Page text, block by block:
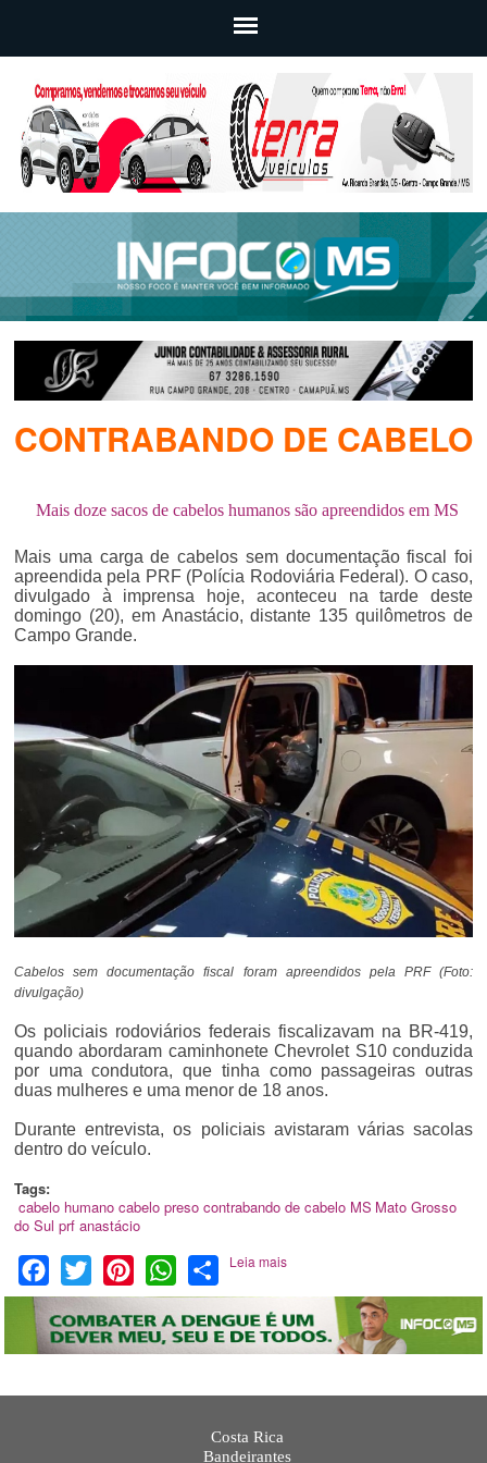
CONTRABANDO DE CABELO
Mais doze sacos de cabelos humanos são apreendidos em MS
Mais uma carga de cabelos sem documentação fiscal foi
apreendida pela PRF (Polícia Rodoviária Federal). O caso,
divulgado à imprensa hoje, aconteceu na tarde deste
domingo (20), em Anastácio, distante 135 quilômetros de
Campo Grande.
Cabelos sem documentação fiscal foram apreendidos pela PRF (Foto:
divulgação)
Os policiais rodoviários federais fiscalizavam na BR-419,
quando abordaram caminhonete Chevrolet S10 conduzida
por uma condutora, que tinha como passageiras outras
duas mulheres e uma menor de 18 anos.
Durante entrevista, os policiais avistaram várias sacolas
dentro do veículo.
Tags:
cabelo humano cabelo preso contrabando de cabelo MS Mato Grosso
do Sul prf anastácio
Facebook
Twitter PinterestWhatsApp
Share
Leia mais
Costa Rica
Bandeirantes